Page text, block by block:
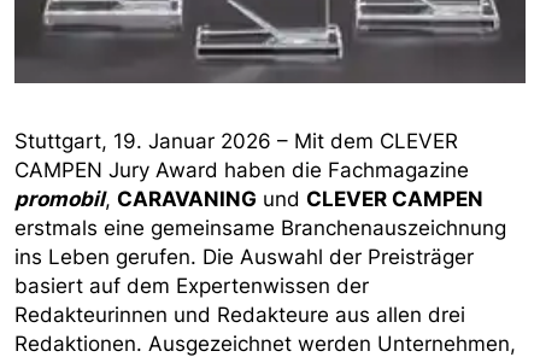
Stuttgart, 19. Januar 2026 – Mit dem CLEVER
CAMPEN Jury Award haben die Fachmagazine
promobil, CARAVANING und CLEVER CAMPEN
erstmals eine gemeinsame Branchenauszeichnung
ins Leben gerufen. Die Auswahl der Preisträger
basiert auf dem Expertenwissen der
Redakteurinnen und Redakteure aus allen drei
Redaktionen. Ausgezeichnet werden Unternehmen,